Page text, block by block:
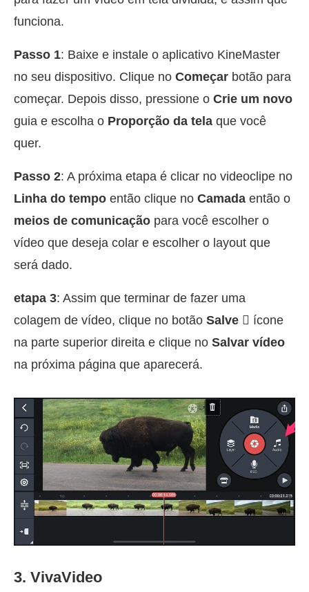
funciona.
Passo 1: Baixe e instale o aplicativo KineMaster
no seu dispositivo. Clique no Começar botão para
começar. Depois disso, pressione o Crie um novo
guia e escolha o Proporção da tela que você
quer.
Passo 2: A próxima etapa é clicar no videoclipe no
Linha do tempo então clique no Camada então o
meios de comunicação para você escolher o
vídeo que deseja colar e escolher o layout que
será dado.
etapa 3: Assim que terminar de fazer uma
colagem de vídeo, clique no botão Salve  ícone
na parte superior direita e clique no Salvar vídeo
na próxima página que aparecerá.
3. VivaVideo